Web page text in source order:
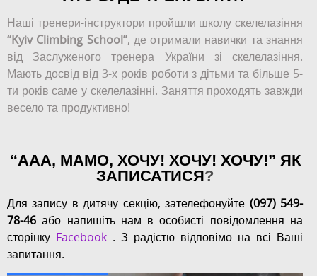
Наші тренери-інструктори пройшли школу скелелазіння
“Kyiv Climbing School”, де отримали навички та знання
від Заслуженого тренера України зі скелелазіння.
Мають досвід від 3-х років роботи з дітьми та більше 5-
ти років саме у скелелазінні. Заняття проходять завжди
весело та продуктивно!
“ААА, МАМО, ХОЧУ! ХОЧУ! ХОЧУ!” ЯК
ЗАПИСАТИСЯ?
Для запису в дитячу секцію, зателефонуйте (097) 549-
78-46 або напишіть нам в особисті повідомлення на
сторінку Facebook . З радістю відповімо на всі Ваші
запитання.
2 / 4